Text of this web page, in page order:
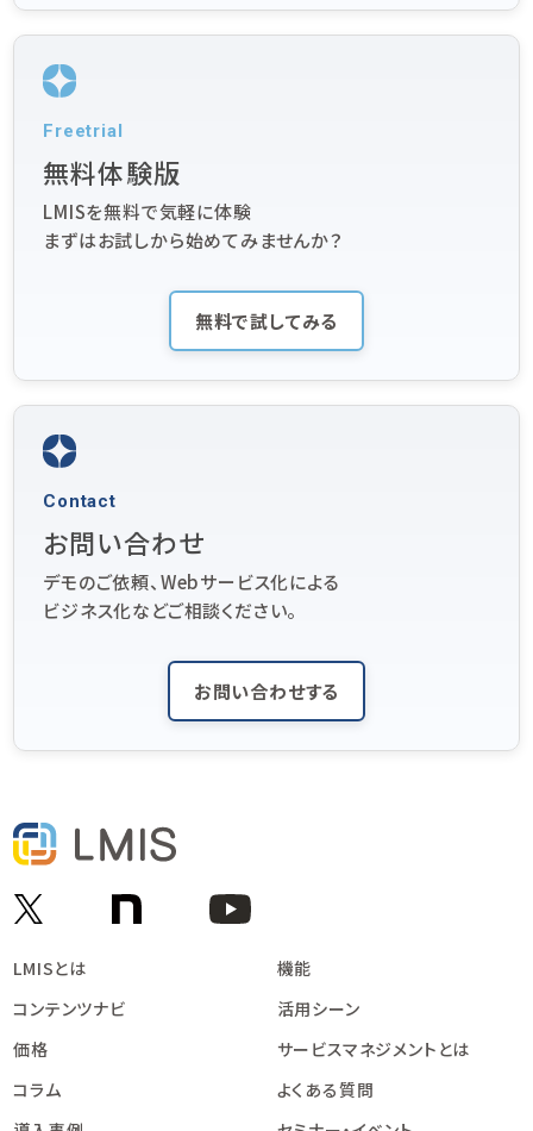
Freetrial
無料体験版
LMISを無料で気軽に体験
まずはお試しから始めてみませんか？
無料で試してみる
Contact
お問い合わせ
デモのご依頼、Webサービス化による
ビジネス化などご相談ください。
お問い合わせする
LMISとは
コンテンツナビ
価格
コラム
機能
活用シーン
サービスマネジメントとは
よくある質問